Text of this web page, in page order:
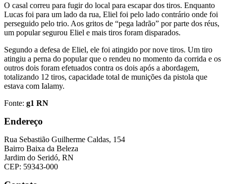
O casal correu para fugir do local para escapar dos tiros. Enquanto
Lucas foi para um lado da rua, Eliel foi pelo lado contrário onde foi
perseguido pelo trio. Aos gritos de “pega ladrão” por parte dos réus,
um popular segurou Eliel e mais tiros foram disparados.
Segundo a defesa de Eliel, ele foi atingido por nove tiros. Um tiro
atingiu a perna do popular que o rendeu no momento da corrida e os
outros dois foram efetuados contra os dois após a abordagem,
totalizando 12 tiros, capacidade total de munições da pistola que
estava com Ialamy.
Fonte: g1 RN
Endereço
Rua Sebastião Guilherme Caldas, 154
Bairro Baixa da Beleza
Jardim do Seridó, RN
CEP: 59343-000